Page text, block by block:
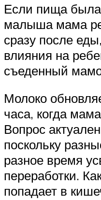
Если пища
малыша мама
сразу после
влияния на
съеденный
Молоко
часа, когда
Вопрос
поскольку
разное время
переработки.
попадает в